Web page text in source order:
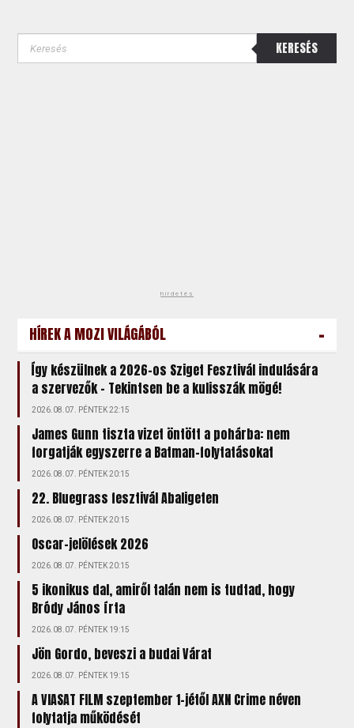
KERESÉS
hirdetés
HÍREK A MOZI VILÁGÁBÓL -
Így készülnek a 2026-os Sziget Fesztivál indulására
a szervezők – Tekintsen be a kulisszák mögé!
2026.08.07. PÉNTEK 22:15
James Gunn tiszta vizet öntött a pohárba: nem
forgatják egyszerre a Batman-folytatásokat
2026.08.07. PÉNTEK 20:15
22. Bluegrass fesztivál Abaligeten
2026.08.07. PÉNTEK 20:15
Oscar-jelölések 2026
2026.08.07. PÉNTEK 20:15
5 ikonikus dal, amiről talán nem is tudtad, hogy
Bródy János írta
2026.08.07. PÉNTEK 19:15
Jön Gordo, beveszi a budai Várat
2026.08.07. PÉNTEK 19:15
A VIASAT FILM szeptember 1-jétől AXN Crime néven
folytatja működését